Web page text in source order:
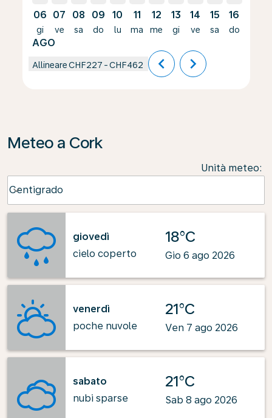
06
gi
AGO
07
ve
08
sa
09
do
10
lu
11
ma
12
me
13
gi
14
ve
15
sa
16
do
AllineareCHF227 -CHF462 chevron_left chevron_right
Meteo a Cork
Unità meteo:
Centigrado
keyboard_arrow_down
giovedì
cielo coperto
18°C
Gio 6 ago 2026
venerdì
poche nuvole
21°C
Ven 7 ago 2026
sabato
nubi sparse
21°C
Sab 8 ago 2026